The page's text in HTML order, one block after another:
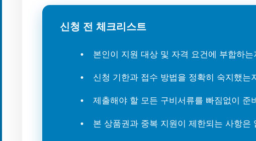
신청 전 체크리스트
본인이 지원 대상 및 자격 요건에 부합하
신청 기한과 접수 방법을 정확히 숙지했는
제출해야 할 모든 구비서류를 빠짐없이 준
본 상품권과 중복 지원이 제한되는 사항은